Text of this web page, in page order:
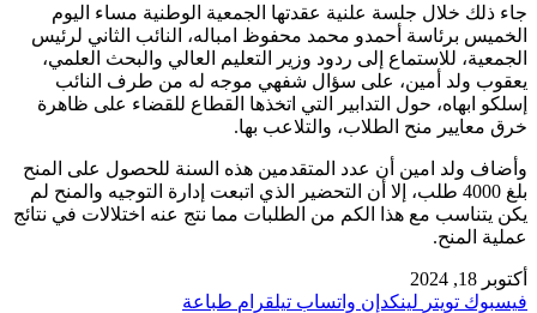
جاء ذلك خلال جلسة علنية عقدتها الجمعية الوطنية مساء اليوم
الخميس برئاسة أحمدو محمد محفوظ امباله، النائب الثاني لرئيس
الجمعية، للاستماع إلى ردود وزير التعليم العالي والبحث العلمي،
يعقوب ولد أمين، على سؤال شفهي موجه له من طرف النائب
إسلكو ابهاه، حول التدابير التي اتخذها القطاع للقضاء على ظاهرة
خرق معايير منح الطلاب، والتلاعب بها.
وأضاف ولد امين أن عدد المتقدمين هذه السنة للحصول على المنح
بلغ 4000 طلب، إلا أن التحضير الذي اتبعت إدارة التوجيه والمنح لم
يكن يتناسب مع هذا الكم من الطلبات مما نتج عنه اختلالات في نتائج
عملية المنح.
أكتوبر 18, 2024
فيسبوك تويتر لينكدإن واتساب تيلقرام طباعة